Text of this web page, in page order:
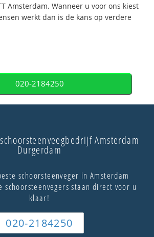
Amsterdam. Wanneer u voor ons kiest
werkt dan is de kans op verdere
020-2184250
Amsterdam
Durgerdam
schoorsteenveger in Amsterdam
schoorsteenvegers staan direct voor u
klaar!
020-2184250